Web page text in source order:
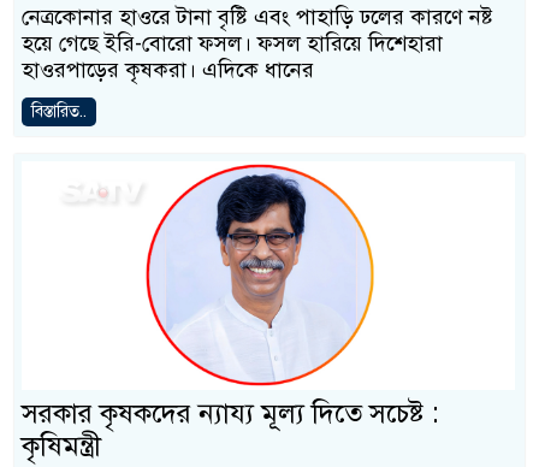
নেত্রকোনার হাওরে টানা বৃষ্টি এবং পাহাড়ি ঢলের কারণে নষ্ট
হয়ে গেছে ইরি-বোরো ফসল। ফসল হারিয়ে দিশেহারা
হাওরপাড়ের কৃষকরা। এদিকে ধানের
বিস্তারিত..
সরকার কৃষকদের ন্যায্য মূল্য দিতে সচেষ্ট :
কৃষিমন্ত্রী